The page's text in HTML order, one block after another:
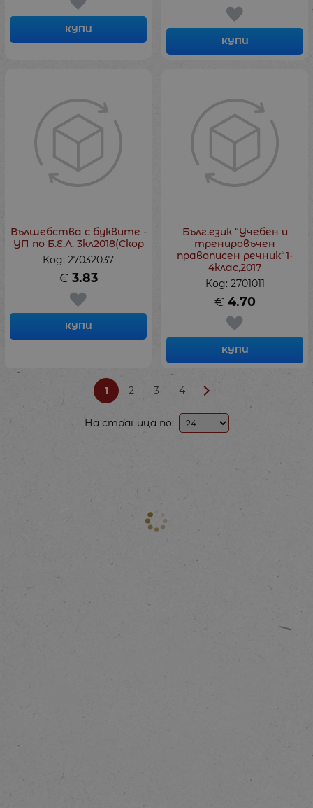
КУПИ
КУПИ
Вълшебства с буквите -
УП по Б.Е.Л. 3кл2018(Скор
Код: 27032037
3.83
€
КУПИ
Бълг.език “Учебен и
тренировъчен
правописен речник“1-
4клас,2017
Код: 2701011
4.70
€
КУПИ
1 2 3 4
На страница по: